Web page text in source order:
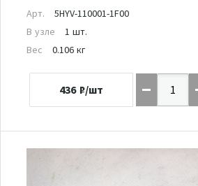
Арт.
5HYV-110001-1F00
В узле
1 шт.
Вес
0.106 кг
436 ₽/шт